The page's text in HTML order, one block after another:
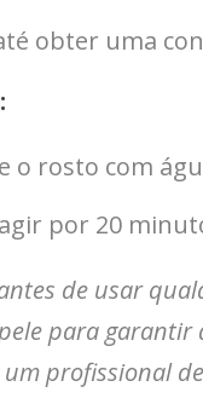
obter uma
o rosto com
por 20
de usar
para garantir
profissional